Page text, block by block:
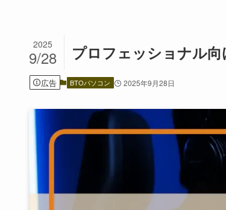
プロフェッショナル
2025
9/28
広告 BTOパソコン 2025年9月28日